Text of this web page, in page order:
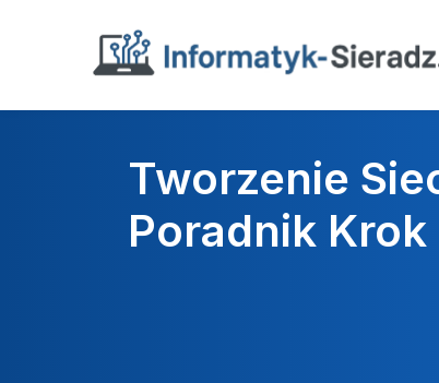
Tworzenie
Poradnik Krok